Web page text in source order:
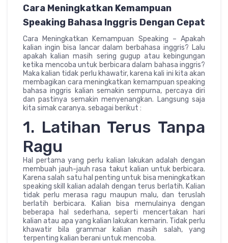
Cara Meningkatkan Kemampuan
Speaking Bahasa Inggris Dengan Cepat
Cara Meningkatkan Kemampuan Speaking – Apakah
kalian ingin bisa lancar dalam berbahasa inggris? Lalu
apakah kalian masih sering gugup atau kebingungan
ketika mencoba untuk berbicara dalam bahasa inggris?
Maka kalian tidak perlu khawatir, karena kali ini kita akan
membagikan cara meningkatkan kemampuan speaking
bahasa inggris kalian semakin sempurna, percaya diri
dan pastinya semakin menyenangkan. Langsung saja
kita simak caranya. sebagai berikut :
1. Latihan Terus Tanpa
Ragu
Hal pertama yang perlu kalian lakukan adalah dengan
membuah jauh-jauh rasa takut kalian untuk berbicara.
Karena salah satu hal penting untuk bisa meningkatkan
speaking skill kalian adalah dengan terus berlatih. Kalian
tidak perlu merasa ragu maupun malu, dan teruslah
berlatih berbicara. Kalian bisa memulainya dengan
beberapa hal sederhana, seperti mencertakan hari
kalian atau apa yang kalian lakukan kemarin. Tidak perlu
khawatir bila grammar kalian masih salah, yang
terpenting kalian berani untuk mencoba.